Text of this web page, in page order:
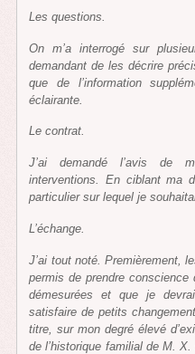
Les questions.
On m’a interrogé sur
demandant de les décrire
que de l’information
éclairante.
Le contrat.
J’ai demandé l’avis de
interventions. En ciblant ma
particulier sur lequel je
L’échange.
J’ai tout noté. Premièrement,
permis de prendre
démesurées et que je
satisfaire de petits
titre, sur mon degré élevé
de l’historique familial de M.